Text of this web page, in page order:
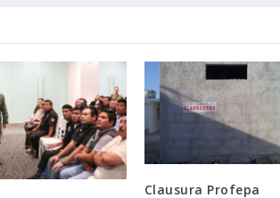
Clausura Profepa